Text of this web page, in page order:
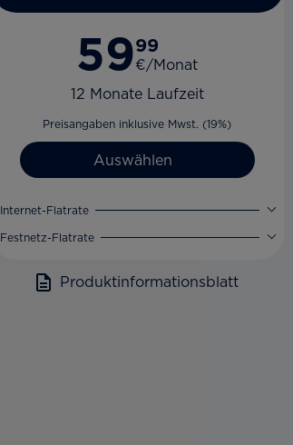
5999
€/Monat
12 Monate Laufzeit
Preisangaben inklusive Mwst. (19%)
Auswählen
Internet-Flatrate
Festnetz-Flatrate
Produktinformationsblatt